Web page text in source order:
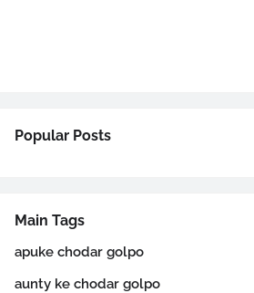
Popular Posts
Main Tags
apuke chodar golpo
aunty ke chodar golpo